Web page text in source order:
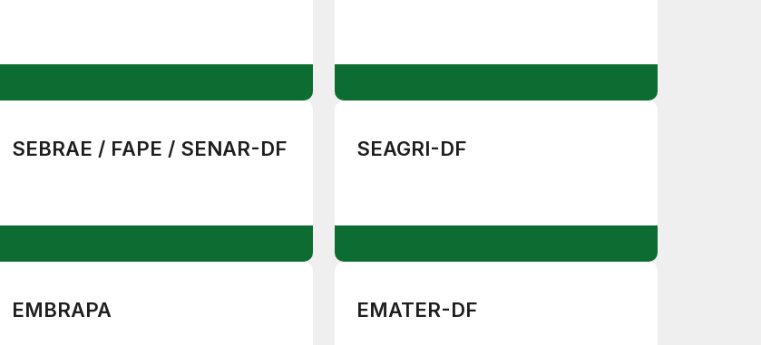
SEBRAE / FAPE / SENAR-DF SEAGRI-DF
EMBRAPA EMATER-DF